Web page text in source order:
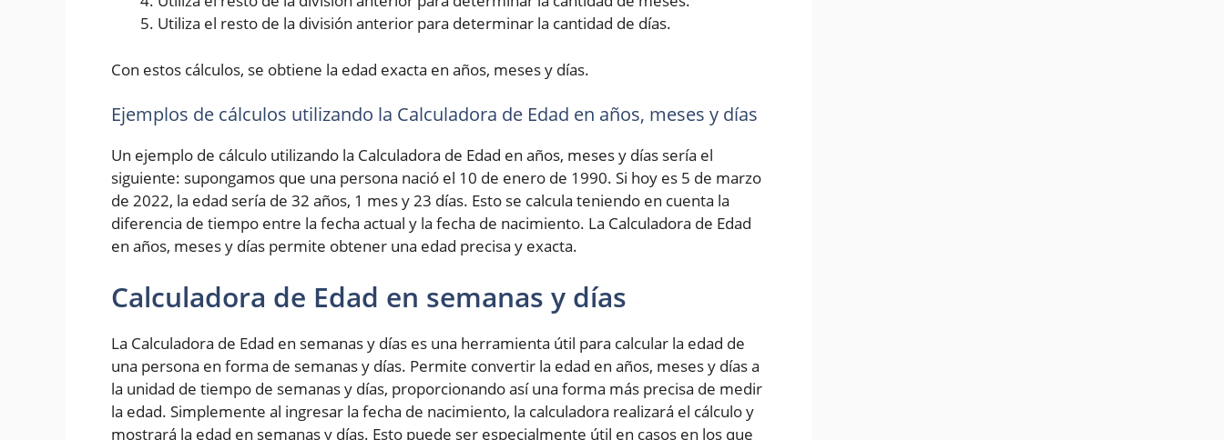
Utiliza el resto de la división anterior para determinar la cantidad de días.
Con estos cálculos, se obtiene la edad exacta en años, meses y días.
Ejemplos de cálculos utilizando la Calculadora de Edad en años, meses y días
Un ejemplo de cálculo utilizando la Calculadora de Edad en años, meses y días sería el
siguiente: supongamos que una persona nació el 10 de enero de 1990. Si hoy es 5 de marzo
de 2022, la edad sería de 32 años, 1 mes y 23 días. Esto se calcula teniendo en cuenta la
diferencia de tiempo entre la fecha actual y la fecha de nacimiento. La Calculadora de Edad
en años, meses y días permite obtener una edad precisa y exacta.
Calculadora de Edad en semanas y días
La Calculadora de Edad en semanas y días es una herramienta útil para calcular la edad de
una persona en forma de semanas y días. Permite convertir la edad en años, meses y días a
la unidad de tiempo de semanas y días, proporcionando así una forma más precisa de medir
la edad. Simplemente al ingresar la fecha de nacimiento, la calculadora realizará el cálculo y
mostrará la edad en semanas y días. Esto puede ser especialmente útil en casos en los que